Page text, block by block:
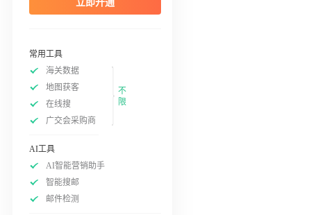
常用工具
海关数据
地图获客
在线搜
广交会采购商
不
限
AI工具
AI智能营销助手
智能搜邮
邮件检测